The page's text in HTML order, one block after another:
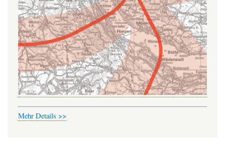
Mehr Details >>